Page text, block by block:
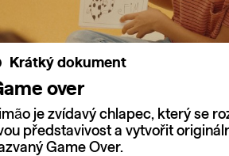
Krátký dokument
over
je zvídavý chlapec, který se
představivost a vytvořit
Game Over.